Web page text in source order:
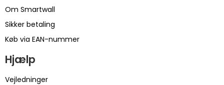
Om Smartwall
Sikker betaling
Køb via EAN-nummer
Hjælp
Vejledninger